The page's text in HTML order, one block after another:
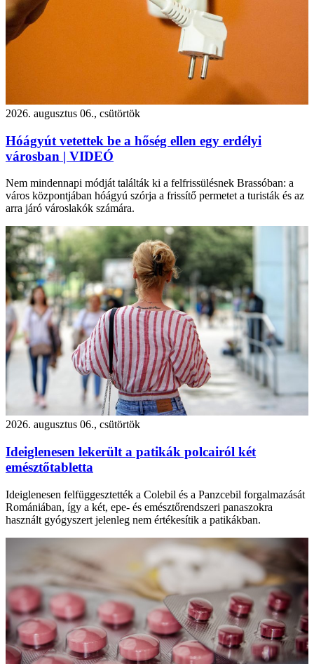
2026. augusztus 06., csütörtök
Hóágyút vetettek be a hőség ellen egy erdélyi
városban | VIDEÓ
Nem mindennapi módját találták ki a felfrissülésnek Brassóban: a
város központjában hóágyú szórja a frissítő permetet a turisták és az
arra járó városlakók számára.
2026. augusztus 06., csütörtök
Ideiglenesen lekerült a patikák polcairól két
emésztőtabletta
Ideiglenesen felfüggesztették a Colebil és a Panzcebil forgalmazását
Romániában, így a két, epe- és emésztőrendszeri panaszokra
használt gyógyszert jelenleg nem értékesítik a patikákban.